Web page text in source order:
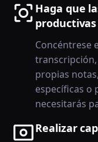
Haga que
productivas
Concéntrese
propias
específicas o
necesitarás
Realizar